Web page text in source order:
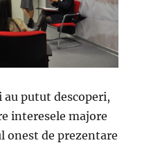
au putut descoperi,
interesele majore
onest de prezentare